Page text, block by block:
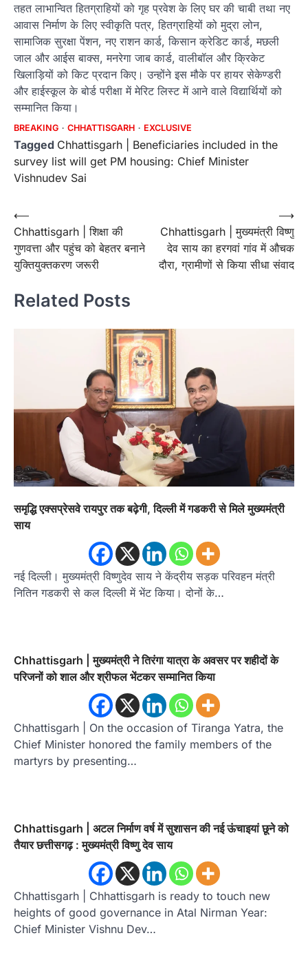
तहत लाभान्वित हितग्राहियों को गृह प्रवेश के लिए घर की चाबी तथा नए
आवास निर्माण के लिए स्वीकृति पत्र, हितग्राहियों को मुद्रा लोन,
सामाजिक सुरक्षा पेंशन, नए राशन कार्ड, किसान क्रेडिट कार्ड, मछली
जाल और आईस बाक्स, मनरेगा जाब कार्ड, वालीबॉल और क्रिकेट
खिलाड़ियों को किट प्रदान किए। उन्होंने इस मौके पर हायर सेकेण्डरी
और हाईस्कूल के बोर्ड परीक्षा में मेरिट लिस्ट में आने वाले विद्यार्थियों को
सम्मानित किया।
BREAKING CHHATTISGARH EXCLUSIVE
Tagged Chhattisgarh | Beneficiaries included in the
survey list will get PM housing: Chief Minister
Vishnudev Sai
Post
navigation
⟵
Chhattisgarh | शिक्षा की
गुणवत्ता और पहुंच को बेहतर बनाने
युक्तियुक्तकरण जरूरी
Chhattisgarh | मुख्यमंत्री विष्णु
देव साय का हरगवां गांव में औचक
दौरा, ग्रामीणों से किया सीधा संवाद
⟶
Related Posts
समृद्धि एक्सप्रेसवे रायपुर तक बढ़ेगी, दिल्ली में गडकरी से मिले मुख्यमंत्री
साय
नई दिल्ली। मुख्यमंत्री विष्णुदेव साय ने केंद्रीय सड़क परिवहन मंत्री
नितिन गडकरी से कल दिल्ली में भेंट किया। दोनों के…
Chhattisgarh | मुख्यमंत्री ने तिरंगा यात्रा के अवसर पर शहीदों के
परिजनों को शाल और श्रीफल भेंटकर सम्मानित किया
Chhattisgarh | On the occasion of Tiranga Yatra, the
Chief Minister honored the family members of the
martyrs by presenting…
Chhattisgarh | अटल निर्माण वर्ष में सुशासन की नई ऊंचाइयां छूने को
तैयार छत्तीसगढ़ : मुख्यमंत्री विष्णु देव साय
Chhattisgarh | Chhattisgarh is ready to touch new
heights of good governance in Atal Nirman Year:
Chief Minister Vishnu Dev…